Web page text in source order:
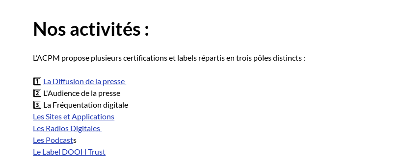
Nos activités :
L’ACPM propose plusieurs certifications et labels répartis en trois pôles distincts :
1️⃣ La Diffusion de la presse
2️⃣ L'Audience de la presse
3️⃣ La Fréquentation digitale
Les Sites et Applications
Les Radios Digitales
Les Podcasts
Le Label DOOH Trust